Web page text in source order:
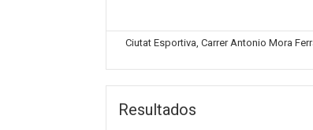
Ciutat Esportiva, Carrer Antonio Mora
Resultados